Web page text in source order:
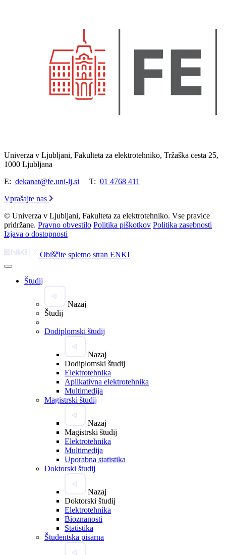
Univerza v Ljubljani, Fakulteta za elektrotehniko, Tržaška cesta 25,
1000 Ljubljana
E: dekanat@fe.uni-lj.si T: 01 4768 411
Vprašajte nas
© Univerza v Ljubljani, Fakulteta za elektrotehniko. Vse pravice
pridržane. Pravno obvestilo Politika piškotkov Politika zasebnosti
Izjava o dostopnosti
Obiščite spletno stran ENKI
Študij
Nazaj
Študij
Dodiplomski študij
Nazaj
Dodiplomski študij
Elektrotehnika
Aplikativna elektrotehnika
Multimedija
Magistrski študij
Nazaj
Magistrski študij
Elektrotehnika
Multimedija
Uporabna statistika
Doktorski študij
Nazaj
Doktorski študij
Elektrotehnika
Bioznanosti
Statistika
Študentska pisarna